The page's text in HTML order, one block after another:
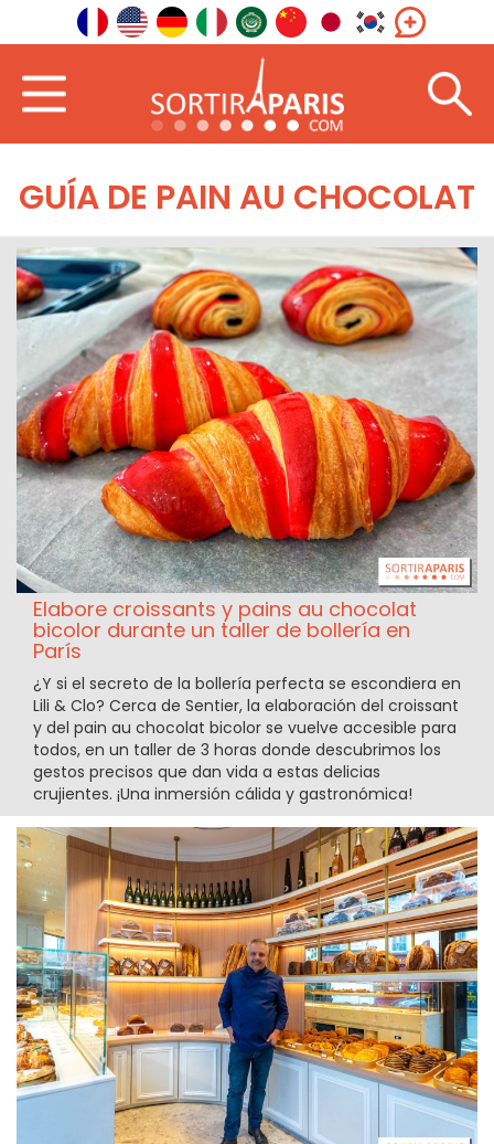
GUÍA DE PAIN AU CHOCOLAT
Elabore croissants y pains au chocolat
bicolor durante un taller de bollería en
París
¿Y si el secreto de la bollería perfecta se escondiera en
Lili & Clo? Cerca de Sentier, la elaboración del croissant
y del pain au chocolat bicolor se vuelve accesible para
todos, en un taller de 3 horas donde descubrimos los
gestos precisos que dan vida a estas delicias
crujientes. ¡Una inmersión cálida y gastronómica!